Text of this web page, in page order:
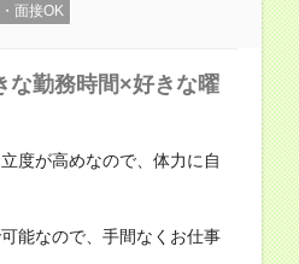
面接OK
な勤務時間×好きな曜
度が高めなので、体力に自
能なので、手間なくお仕事